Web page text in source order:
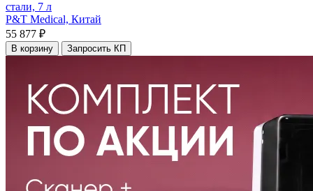
стали, 7 л
P&T Medical, Китай
55 877 ₽
В корзину Запросить КП